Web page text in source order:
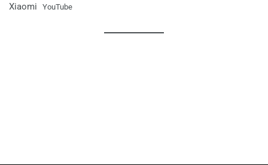
Xiaomi YouTube